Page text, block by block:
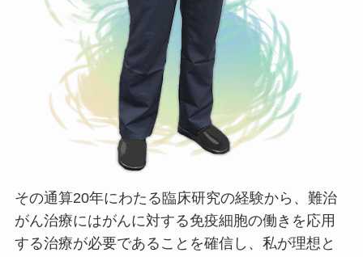
その通算20年にわたる臨床研究の経験から、難治
がん治療にはがんに対する免疫細胞の働きを応用
する治療が必要であることを確信し、私が理想と